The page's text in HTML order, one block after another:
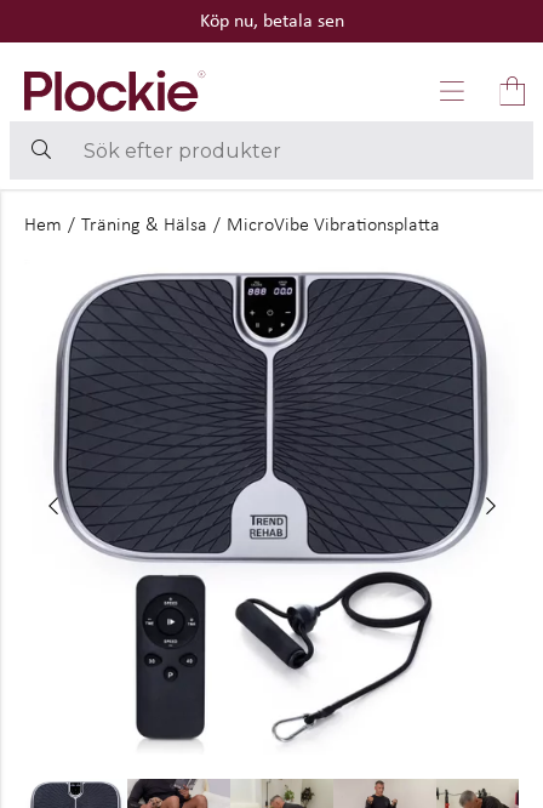
Köp nu, betala sen
Hem / Träning & Hälsa / MicroVibe Vibrationsplatta